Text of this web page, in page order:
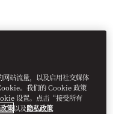
其林厨房背后的精湛技
站流量，以及启用社交媒体
。我们的 Cookie 政策
设置。点击“接受所有
策以及隐私政策